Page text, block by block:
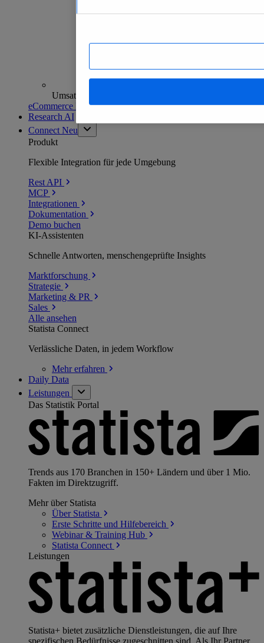
Umsatzanalysen und -prognosen
eCommerce Insights entdecken
Research AI
Connect Neu
Produkt
Flexible Integration für jede Umgebung
Rest API
MCP
Integrationen
Dokumentation
Demo buchen
KI-Assistenten
Schnelle Antworten, menschengeprüfte Insights
Marktforschung
Strategie
Marketing & PR
Sales
Alle ansehen
Statista Connect
Verlässliche Daten, in jedem Workflow
Mehrerfahren
Daily Data
Leistungen
Das Statistik Portal
Trends aus 170 Branchen in 150+ Ländern und über 1 Mio.
Fakten im Direktzugriff.
Mehr über Statista
Über Statista
Erste Schritte und Hilfebereich
Webinar & Training Hub
Statista Connect
Leistungen
Statista+ bietet zusätzliche Dienstleistungen, die auf Ihre
spezifischen Bedürfnisse zugeschnitten sind. Als Ihr Partner